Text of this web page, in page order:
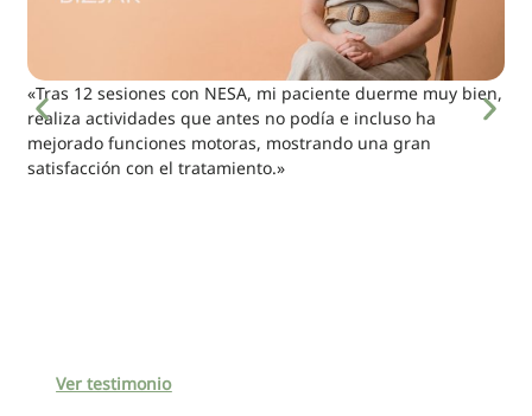
«Tras 12 sesiones con NESA, mi paciente duerme muy bien,
realiza actividades que antes no podía e incluso ha
mejorado funciones motoras, mostrando una gran
satisfacción con el tratamiento.»
Ver testimonio